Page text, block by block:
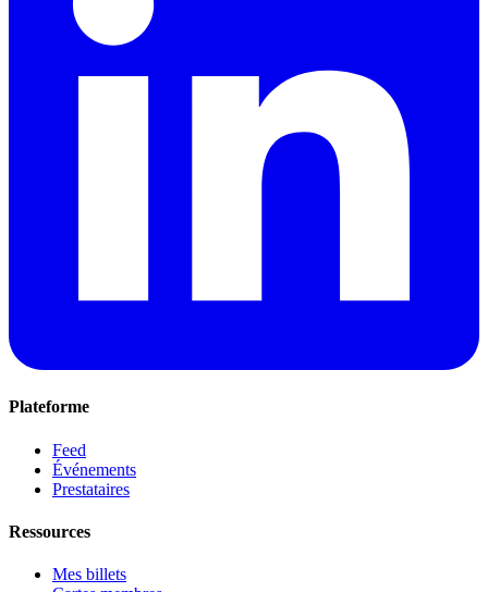
Plateforme
Feed
Événements
Prestataires
Ressources
Mes billets